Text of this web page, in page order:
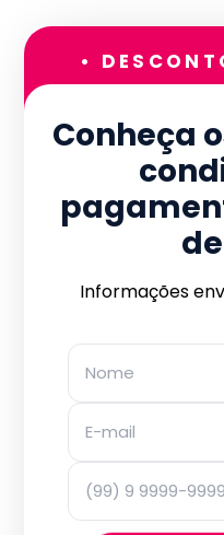
•
Conheça
Informações